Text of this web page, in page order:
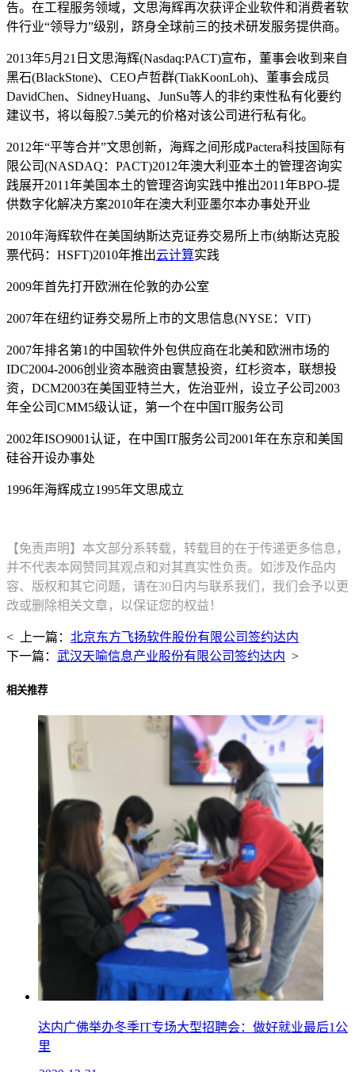
告。在工程服务领域，文思海辉再次获评企业软件和消费者软
件行业“领导力”级别，跻身全球前三的技术研发服务提供商。
2013年5月21日文思海辉(Nasdaq:PACT)宣布，董事会收到来自
黑石(BlackStone)、CEO卢哲群(TiakKoonLoh)、董事会成员
DavidChen、SidneyHuang、JunSu等人的非约束性私有化要约
建议书，将以每股7.5美元的价格对该公司进行私有化。
2012年“平等合并”文思创新，海辉之间形成Pactera科技国际有
限公司(NASDAQ：PACT)2012年澳大利亚本土的管理咨询实
践展开2011年美国本土的管理咨询实践中推出2011年BPO-提
供数字化解决方案2010年在澳大利亚墨尔本办事处开业
2010年海辉软件在美国纳斯达克证券交易所上市(纳斯达克股
票代码：HSFT)2010年推出云计算实践
2009年首先打开欧洲在伦敦的办公室
2007年在纽约证券交易所上市的文思信息(NYSE：VIT)
2007年排名第1的中国软件外包供应商在北美和欧洲市场的
IDC2004-2006创业资本融资由寰慧投资，红杉资本，联想投
资，DCM2003在美国亚特兰大，佐治亚州，设立子公司2003
年全公司CMM5级认证，第一个在中国IT服务公司
2002年ISO9001认证，在中国IT服务公司2001年在东京和美国
硅谷开设办事处
1996年海辉成立1995年文思成立
【免责声明】本文部分系转载，转载目的在于传递更多信息，
并不代表本网赞同其观点和对其真实性负责。如涉及作品内
容、版权和其它问题，请在30日内与联系我们，我们会予以更
改或删除相关文章，以保证您的权益！
< 上一篇： 北京东方飞扬软件股份有限公司签约达内
下一篇： 武汉天喻信息产业股份有限公司签约达内 >
相关推荐
达内广佛举办冬季IT专场大型招聘会：做好就业最后1公
里